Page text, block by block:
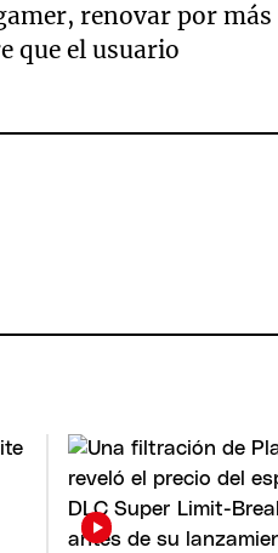
renovar por más
que el usuario